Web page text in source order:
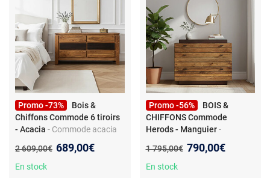
Promo -73%
Bois &
Chiffons Commode 6 tiroirs
- Acacia - Commode acacia
x P45 x H70 cm
Ancien prix :
2 609,00€ Nouveau prix :
689,00€
En stock
Promo -56%
BOIS &
CHIFFONS Commode
Herods - Manguier -
massif de manguier -
115x46x87 cm - Style
Ancien prix :
1 795,00€ Nouveau prix :
790,00€
En stock